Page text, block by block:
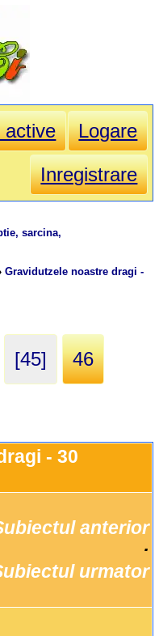
active
Logare
Inregistrare
sarcina,
Gravidutzele noastre dragi -
[45] 46
- 30
anterior
urmator